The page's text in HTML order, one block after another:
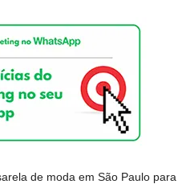
de moda em São Paulo para